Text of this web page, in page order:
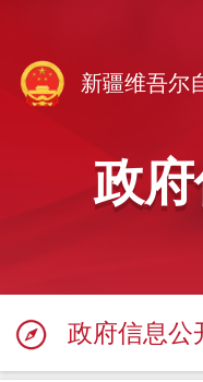
新疆维吾尔
政
政府信息公